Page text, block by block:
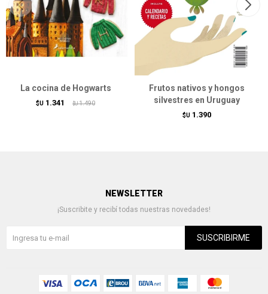
La cocina de Hogwarts
$U 1.341 $U 1.490
Frutos nativos y hongos
silvestres en Uruguay
$U 1.390
NEWSLETTER
¡Suscribite y recibí todas nuestras novedades!
SUSCRIBIRME